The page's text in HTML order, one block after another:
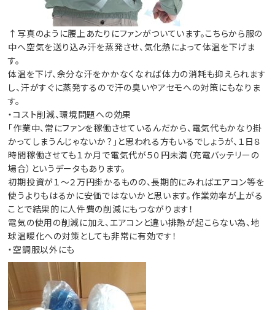
↑写真のように腰上あたりにファンがついています。こちらから服の
中へ空気を送り込み汗を蒸発させ、気化熱によって体温を下げま
す。
体温を下げ、余分な汗をかかなくなれば体力の消耗も抑えられます
し、汗がすぐに蒸発するので汗の臭いやアセモへの対策にもなりま
す。
・コスト削減、環境問題への効果
「作業中、常にファンを稼働させているんだから、電気代もかなり掛
かってしまうんじゃないか？」と思われる方もいるでしょうが、１日８
時間稼働させても１か月で電気代が５０円未満（充電バッテリーの
場合）というデータもあります。
初期投資が１～２万円掛かるものの、長期的にみればエアコン等を
使うよりもはるかに安価ではないかと思います。作業効率が上がる
ことで結果的に人件費の削減にもつながります！
電気の使用の削減に加え、エアコンと違い排熱が起こらない為、地
球温暖化への対策としても非常に有効です！
・空調服以外にも